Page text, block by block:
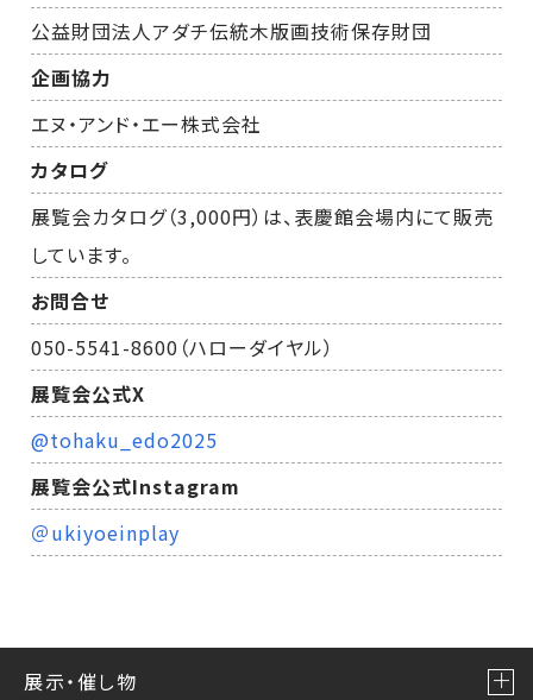
公益財団法人アダチ伝統木版画技術保存財団
企画協力
エヌ・アンド・エー株式会社
カタログ
展覧会カタログ（3,000円）は、表慶館会場内にて販売
しています。
お問合せ
050-5541-8600（ハローダイヤル）
展覧会公式X
@tohaku_edo2025
展覧会公式Instagram
＠ukiyoeinplay
展示・催し物